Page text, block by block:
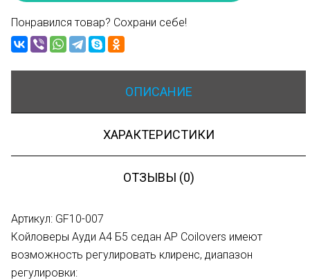
Понравился товар? Сохрани себе!
ОПИСАНИЕ
ХАРАКТЕРИСТИКИ
ОТЗЫВЫ (0)
Артикул: GF10-007
Койловеры Ауди А4 Б5 седан AP Coilovers имеют
возможность регулировать клиренс, диапазон
регулировки: